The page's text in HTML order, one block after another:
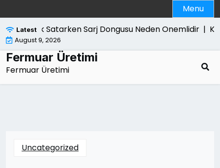
to
content
Menu
LatestSatarken Sarj Dongusu Neden Onemlidir |
August 9, 2026
Fermuar Üretimi
Fermuar Üretimi
Uncategorized